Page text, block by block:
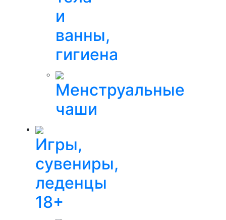
и
ванны,
гигиена
Менструальные
чаши
Игры,
сувениры,
леденцы
18+